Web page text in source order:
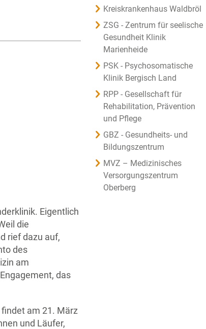
Eigentlich
die
rief dazu auf,
des
am
das
am 21. März
und Läufer,
Kreiskrankenhaus Waldbröl
ZSG - Zentrum für seelische
Gesundheit Klinik
Marienheide
PSK - Psychosomatische
Klinik Bergisch Land
RPP - Gesellschaft für
Rehabilitation, Prävention
und Pflege
GBZ - Gesundheits- und
Bildungszentrum
MVZ – Medizinisches
Versorgungszentrum
Oberberg